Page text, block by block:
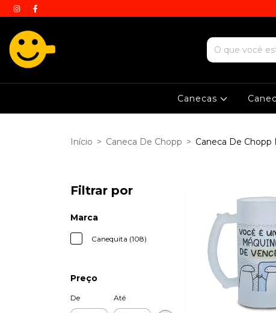
Canecas
Início > Caneca De Chopp > Caneca De
Filtrar por
Marca
Canequita (108)
Preço
De Até